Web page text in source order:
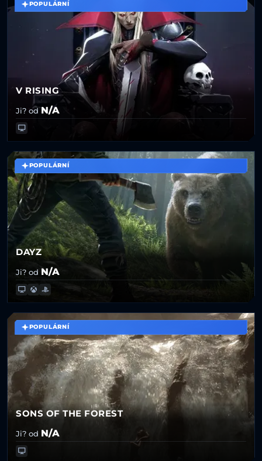
POPULÁRNÍ
V RISING
Ji? od N/A
POPULÁRNÍ
DAYZ
Ji? od N/A
POPULÁRNÍ
SONS OF THE FOREST
Ji? od N/A